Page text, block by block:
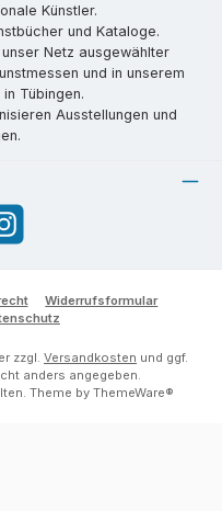
Künstler.
und Kataloge.
Netz ausgewählter
und in unserem
Tübingen.
Ausstellungen und
Widerrufsformular
zzgl. Versandkosten und ggf.
anders angegeben.
Theme by ThemeWare®